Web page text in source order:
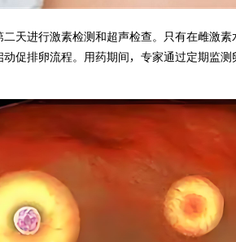
天进行激素检测和超声检查。只有在雌激素
动促排卵流程。用药期间，专家通过定期监